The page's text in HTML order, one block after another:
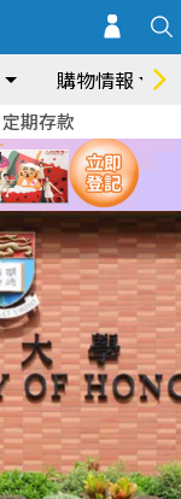
購物情報
定期存款